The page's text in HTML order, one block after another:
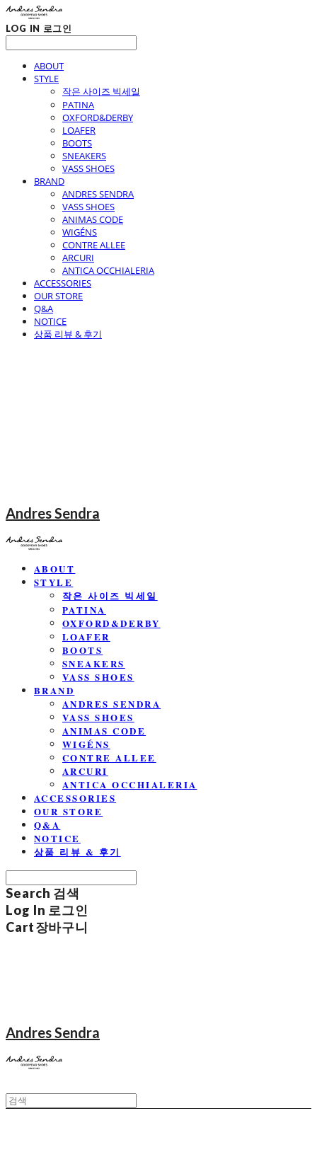
LOG IN 로그인
ABOUT
STYLE
작은 사이즈 빅세일
PATINA
OXFORD&DERBY
LOAFER
BOOTS
SNEAKERS
VASS SHOES
BRAND
ANDRES SENDRA
VASS SHOES
ANIMAS CODE
WIGÉNS
CONTRE ALLEE
ARCURI
ANTICA OCCHIALERIA
ACCESSORIES
OUR STORE
Q&A
NOTICE
상품 리뷰 & 후기
Andres Sendra
ABOUT
STYLE
작은 사이즈 빅세일
PATINA
OXFORD&DERBY
LOAFER
BOOTS
SNEAKERS
VASS SHOES
BRAND
ANDRES SENDRA
VASS SHOES
ANIMAS CODE
WIGÉNS
CONTRE ALLEE
ARCURI
ANTICA OCCHIALERIA
ACCESSORIES
OUR STORE
Q&A
NOTICE
상품 리뷰 & 후기
Search 검색
Log In 로그인
Cart장바구니
Andres Sendra